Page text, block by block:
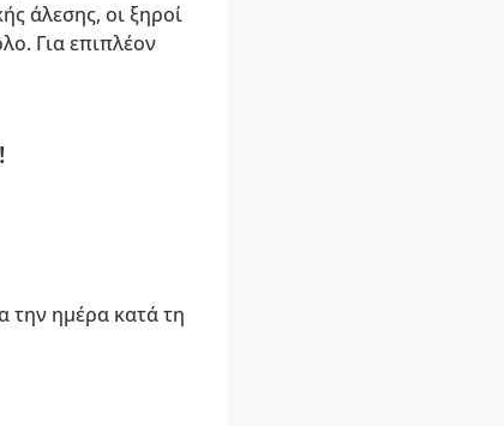
άλεσης, οι ξηροί
Για επιπλέον
την ημέρα κατά τη